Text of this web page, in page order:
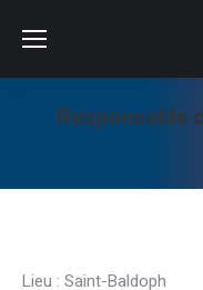
Responsable
Lieu : Saint-Baldoph